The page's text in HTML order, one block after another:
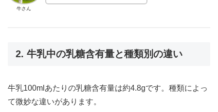
牛さん
2. 牛乳中の乳糖含有量と種類別の違い
牛乳100mlあたりの乳糖含有量は約4.8gです。種類によっ
て微妙な違いがあります。